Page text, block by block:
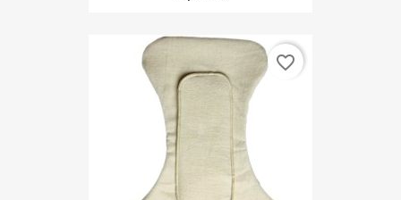
favorite_border